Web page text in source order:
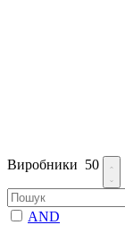
Виробники 50
AND